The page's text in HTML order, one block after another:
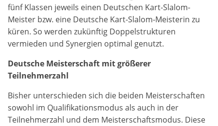
fünf Klassen jeweils einen Deutschen Kart-Slalom-
Meister bzw. eine Deutsche Kart-Slalom-Meisterin zu
küren. So werden zukünftig Doppelstrukturen
vermieden und Synergien optimal genutzt.
Deutsche Meisterschaft mit größerer
Teilnehmerzahl
Bisher unterschieden sich die beiden Meisterschaften
sowohl im Qualifikationsmodus als auch in der
Teilnehmerzahl und dem Meisterschaftsmodus. Diese
Background Image
gw-cookie-bgimage
Anbieter:
DMSB
Zweck:
Dieser Cookie speichert Informationen zu
verwendeten Hintergrundbildern der Website.